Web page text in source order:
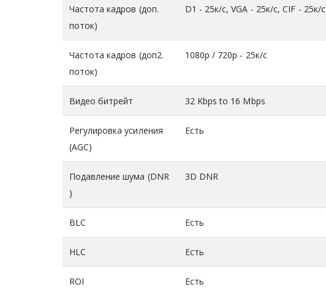
Частота кадров (доп.
поток)
D1 - 25к/c, VGA - 25к/с, CIF - 25к/с
Частота кадров (доп2.
поток)
1080р / 720р - 25к/с
Видео битрейт 32 Kbps to 16 Mbps
Регулировка усиления
(AGC)
Есть
Подавление шума (DNR
)
3D DNR
BLC Есть
HLC Есть
ROI Есть